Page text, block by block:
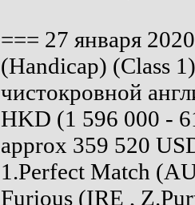
=== 27 января
(Handicap) (Class
чистокровной
HKD (1 596 000 -
approx 359 520
1.Perfect Match
Furious (IRE ,